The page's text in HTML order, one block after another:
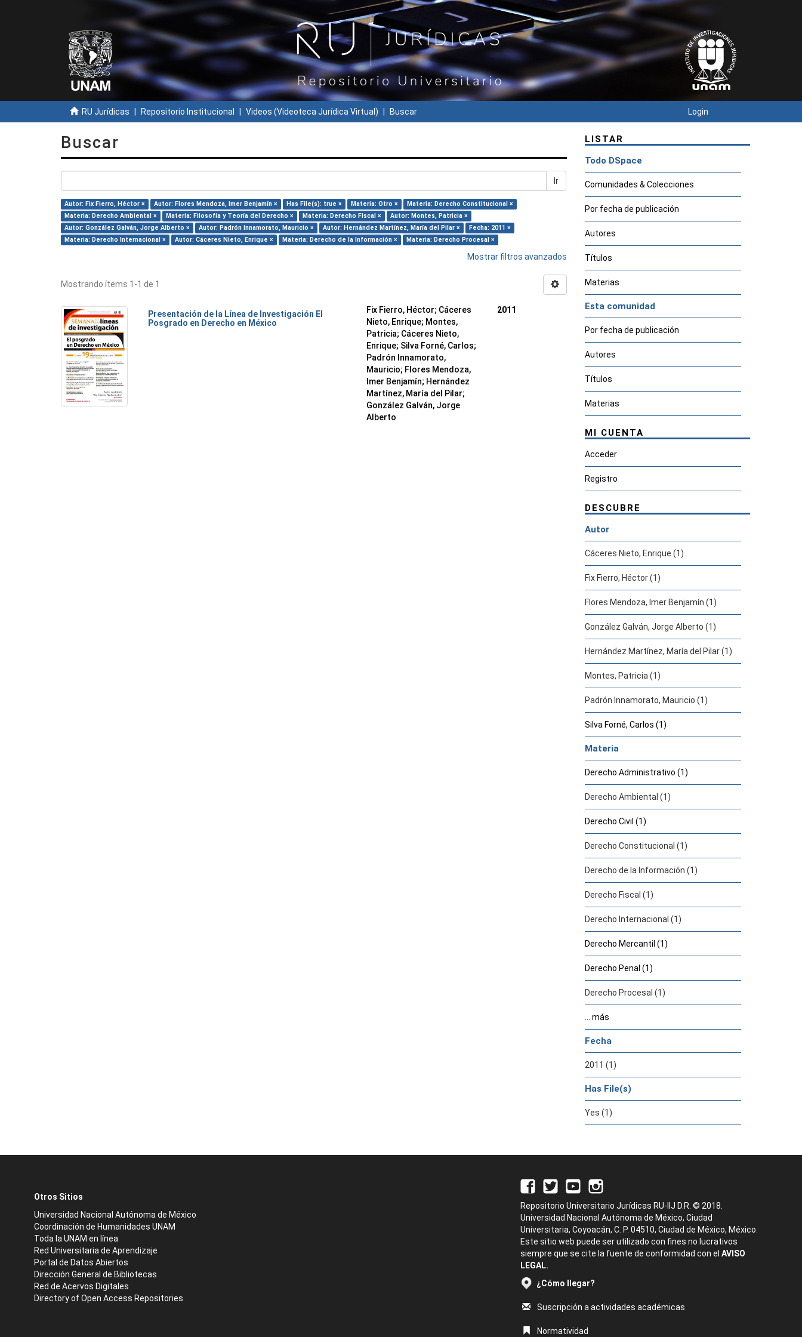
RU Jurídicas Repositorio Institucional Videos (Videoteca Jurídica Virtual) Buscar Login
Buscar
Ir
Autor: Fix Fierro, Héctor × Autor: Flores Mendoza, Imer Benjamín × Has File(s): true × Materia: Otro ×
Materia: Derecho Constitucional ×
Materia: Derecho Ambiental ×
Materia: Filosofía y Teoría del Derecho × Materia: Derecho Fiscal ×
Autor: Montes, Patricia ×
Autor: González Galván, Jorge Alberto ×
Autor: Padrón Innamorato, Mauricio × Autor: Hernández Martínez, María del Pilar ×
Fecha: 2011 ×
Materia: Derecho Internacional ×
Autor: Cáceres Nieto, Enrique × Materia: Derecho de la Información × Materia: Derecho Procesal ×
Mostrar filtros avanzados
Mostrando ítems 1-1 de 1
Presentación de la Línea de Investigación El
Posgrado en Derecho en México
Fix Fierro, Héctor; Cáceres
Nieto, Enrique; Montes,
Patricia; Cáceres Nieto,
Enrique; Silva Forné, Carlos;
Padrón Innamorato,
Mauricio; Flores Mendoza,
Imer Benjamín; Hernández
Martínez, María del Pilar;
González Galván, Jorge
Alberto
2011
LISTAR
Todo DSpace
Comunidades & Colecciones
Por fecha de publicación
Autores
Títulos
Materias
Esta comunidad
Por fecha de publicación
Autores
Títulos
Materias
MI CUENTA
Acceder
Registro
DESCUBRE
Autor
Cáceres Nieto, Enrique (1)
Fix Fierro, Héctor (1)
Flores Mendoza, Imer Benjamín (1)
González Galván, Jorge Alberto (1)
Hernández Martínez, María del Pilar (1)
Montes, Patricia (1)
Padrón Innamorato, Mauricio (1)
Silva Forné, Carlos (1)
Materia
Derecho Administrativo (1)
Derecho Ambiental (1)
Derecho Civil (1)
Derecho Constitucional (1)
Derecho de la Información (1)
Derecho Fiscal (1)
Derecho Internacional (1)
Derecho Mercantil (1)
Derecho Penal (1)
Derecho Procesal (1)
... más
Fecha
2011 (1)
Has File(s)
Yes (1)
Otros Sitios
Universidad Nacional Autónoma de México
Coordinación de Humanidades UNAM
Toda la UNAM en línea
Red Universitaria de Aprendizaje
Portal de Datos Abiertos
Dirección General de Bibliotecas
Red de Acervos Digitales
Directory of Open Access Repositories
Repositorio Universitario Jurídicas RU-IIJ D.R. © 2018.
Universidad Nacional Autónoma de México, Ciudad
Universitaria, Coyoacán, C. P. 04510, Ciudad de México, México.
Este sitio web puede ser utilizado con fines no lucrativos
siempre que se cite la fuente de conformidad con el AVISO
LEGAL.
¿Cómo llegar?
Suscripción a actividades académicas
Normatividad